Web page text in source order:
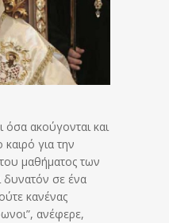
ακούγονται και
για την
μαθήματος των
δυνατόν σε ένα
κανένας
ανέφερε,